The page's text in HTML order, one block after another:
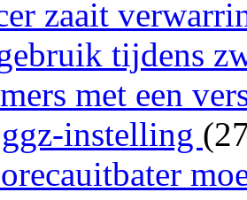
zaait
tijdens
met een
instelling